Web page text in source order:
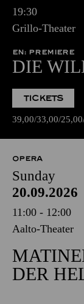
19:30
Grillo-Theater
EN: PREMIERE
DIE
TICKETS
39,00 33,00 25,00
OPERA
Sunday
20.09.2026
11:00 - 12:00
Aalto-Theater
DER